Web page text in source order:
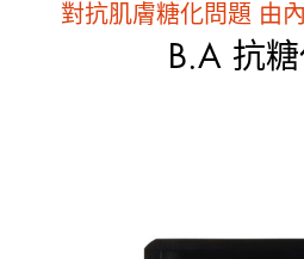
對抗肌膚糖化問題 由
B.A 抗